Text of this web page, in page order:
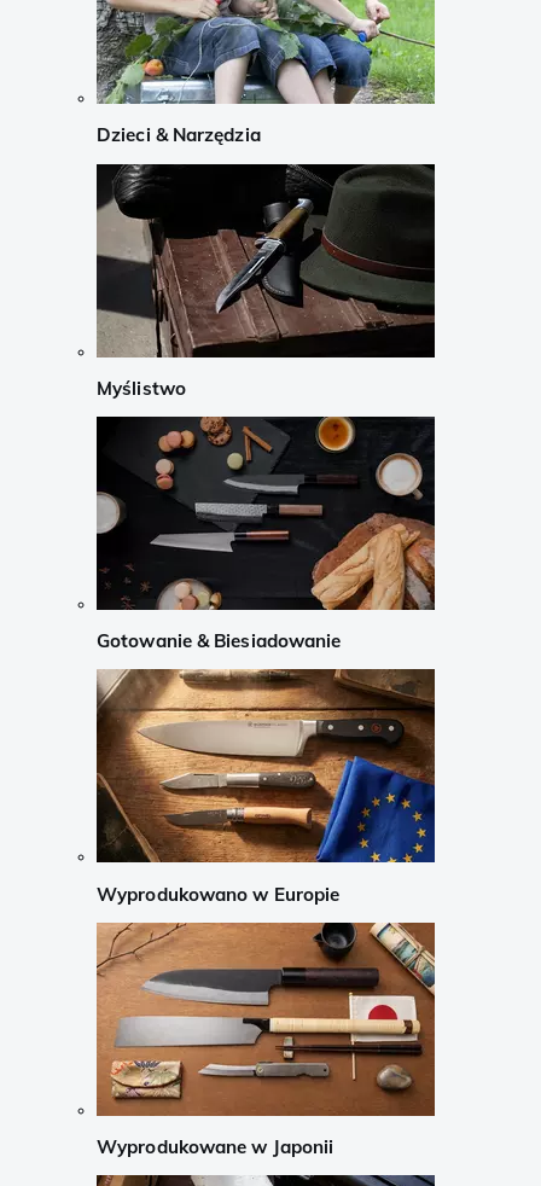
Dzieci & Narzędzia
Myślistwo
Gotowanie & Biesiadowanie
Wyprodukowano w Europie
Wyprodukowane w Japonii